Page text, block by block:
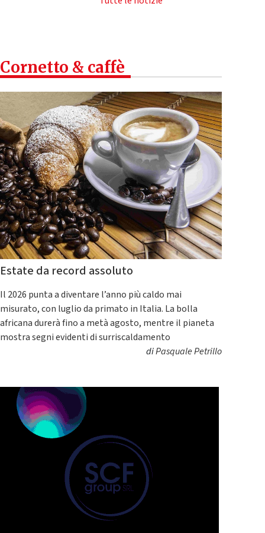
Cornetto & caffè
Estate da record assoluto
Il 2026 punta a diventare l’anno più caldo mai
misurato, con luglio da primato in Italia. La bolla
africana durerà fino a metà agosto, mentre il pianeta
mostra segni evidenti di surriscaldamento
diPasquale Petrillo